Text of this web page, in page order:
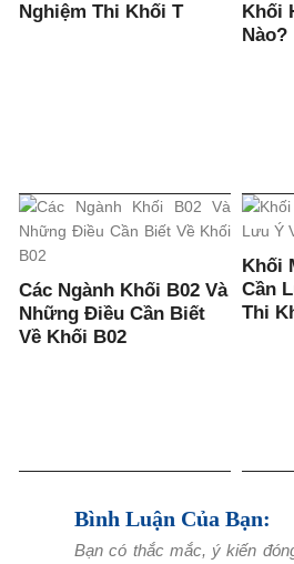
Nghiệm Thi Khối T
Khối
Nào?
Các Ngành Khối B02 Và
Những Điều Cần Biết
Về Khối B02
Khối
Cần
Thi
Bình Luận Của Bạn:
Bạn có thắc mắc, ý kiến